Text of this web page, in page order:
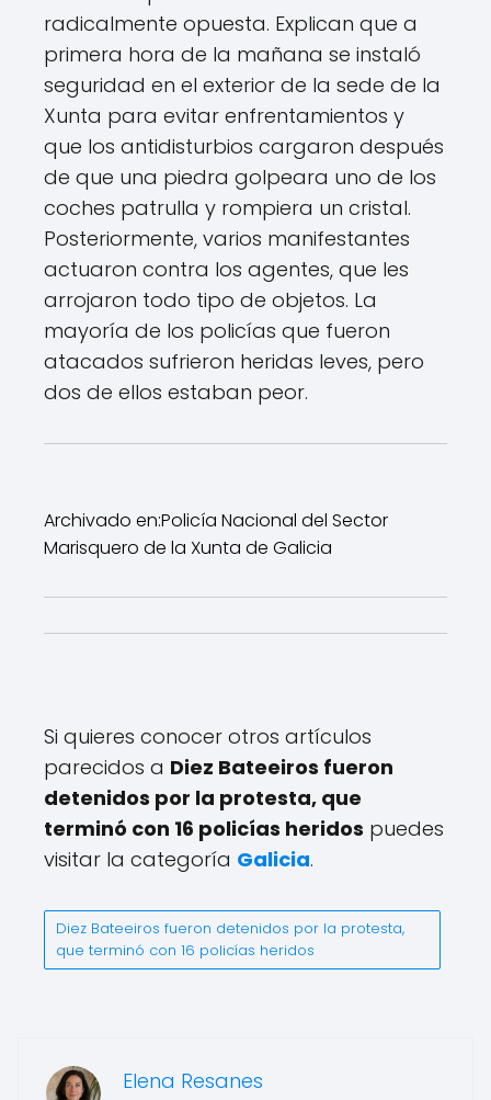
radicalmente opuesta. Explican que a
primera hora de la mañana se instaló
seguridad en el exterior de la sede de la
Xunta para evitar enfrentamientos y
que los antidisturbios cargaron después
de que una piedra golpeara uno de los
coches patrulla y rompiera un cristal.
Posteriormente, varios manifestantes
actuaron contra los agentes, que les
arrojaron todo tipo de objetos. La
mayoría de los policías que fueron
atacados sufrieron heridas leves, pero
dos de ellos estaban peor.
Archivado en:Policía Nacional del Sector
Marisquero de la Xunta de Galicia
Si quieres conocer otros artículos
parecidos a Diez Bateeiros fueron
detenidos por la protesta, que
terminó con 16 policías heridos puedes
visitar la categoría Galicia.
Diez Bateeiros fueron detenidos por la protesta,
que terminó con 16 policías heridos
Elena Resanes